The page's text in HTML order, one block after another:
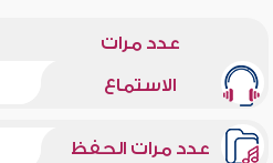
عدد مرات
الاستماع
عدد مرات الحفظ